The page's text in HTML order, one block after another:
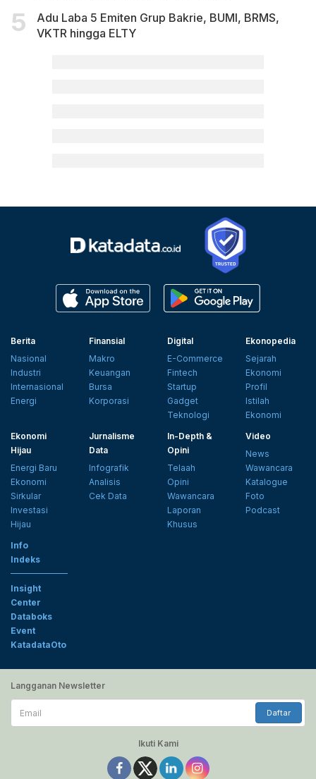
Adu Laba 5 Emiten Grup Bakrie, BUMI, BRMS,
VKTR hingga ELTY
Berita
Nasional
Industri
Internasional
Energi
Finansial
Makro
Keuangan
Bursa
Korporasi
Digital
E-Commerce
Fintech
Startup
Gadget
Teknologi
Ekonopedia
Sejarah
Ekonomi
Profil
Istilah
Ekonomi
Ekonomi
Hijau
Energi Baru
Ekonomi
Sirkular
Investasi
Hijau
Jurnalisme
Data
Infografik
Analisis
Cek Data
In-Depth &
Opini
Telaah
Opini
Wawancara
Laporan
Khusus
Video
News
Wawancara
Katalogue
Foto
Podcast
Info
Indeks
Insight
Center
Databoks
Event
KatadataOto
Langganan Newsletter
Email
Daftar
Ikuti Kami